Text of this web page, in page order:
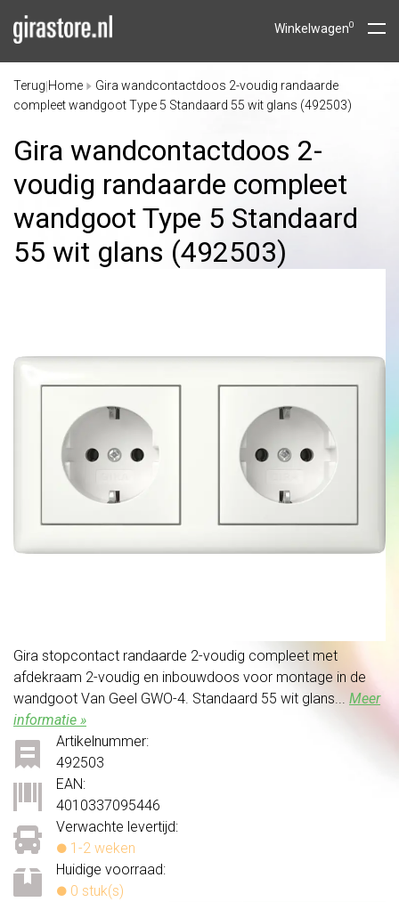
Winkelwagen0
Terug Home
Gira wandcontactdoos 2-voudig randaarde
compleet wandgoot Type 5 Standaard 55 wit glans (492503)
Gira wandcontactdoos 2-
voudig randaarde compleet
wandgoot Type 5 Standaard
55 wit glans (492503)
Gira stopcontact randaarde 2-voudig compleet met
afdekraam 2-voudig en inbouwdoos voor montage in de
wandgoot Van Geel GWO-4. Standaard 55 wit glans... Meer
informatie »
Verwachte levertijd:
1-2 weken
Huidige voorraad:
0 stuk(s)
Artikelnummer:
492503
EAN:
4010337095446